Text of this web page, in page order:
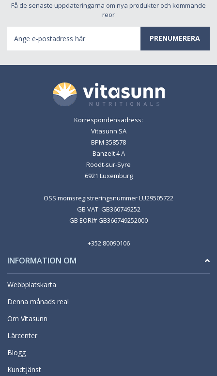
Få de senaste uppdateringarna om nya produkter och kommande
reor
postadress
Korrespondensadress:
Vitasunn SA
BPM 358578
Banzelt 4 A
Roodt-sur-Syre
6921 Luxemburg
OSS momsregistreringsnummer LU29505722
GB VAT: GB366749252
GB EORI# GB366749252000
+352 80090106
INFORMATION OM
Webbplatskarta
Denna månads rea!
Om Vitasunn
Lärcenter
Blogg
Kundtjänst